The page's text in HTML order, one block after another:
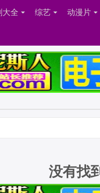
大全 综艺 动漫片
没有找